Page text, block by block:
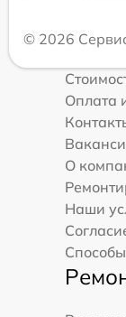
© 2026
Оплата
О
Наши